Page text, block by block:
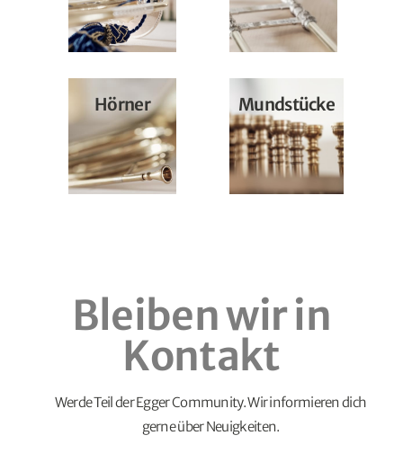
Hörner Mundstücke
Bleiben wir in
Kontakt
Werde Teil der Egger Community. Wir informieren dich
gerne über Neuigkeiten.